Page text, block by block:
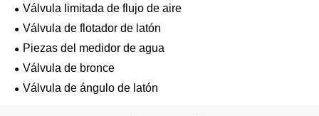
Válvula limitada de flujo de aire
Válvula de flotador de latón
Piezas del medidor de agua
Válvula de bronce
Válvula de ángulo de latón